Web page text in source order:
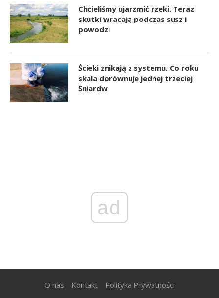
Chcieliśmy ujarzmić rzeki. Teraz
skutki wracają podczas susz i
powodzi
Ścieki znikają z systemu. Co roku
skala dorównuje jednej trzeciej
Śniardw
ad
O nas Kontakt Polityka Prywatności